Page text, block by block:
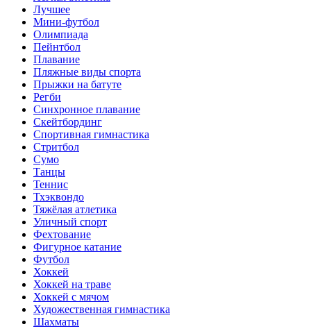
Лучшее
Мини-футбол
Олимпиада
Пейнтбол
Плавание
Пляжные виды спорта
Прыжки на батуте
Регби
Синхронное плавание
Скейтбординг
Спортивная гимнастика
Стритбол
Сумо
Танцы
Теннис
Тхэквондо
Тяжёлая атлетика
Уличный спорт
Фехтование
Фигурное катание
Футбол
Хоккей
Хоккей на траве
Хоккей с мячом
Художественная гимнастика
Шахматы